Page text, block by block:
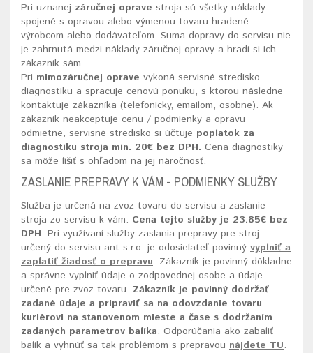
Pri uznanej záručnej oprave stroja sú všetky náklady
spojené s opravou alebo výmenou tovaru hradené
výrobcom alebo dodávateľom. Suma dopravy do servisu nie
je zahrnutá medzi náklady záručnej opravy a hradí si ich
zákazník sám.
Pri mimozáručnej oprave vykoná servisné stredisko
diagnostiku a spracuje cenovú ponuku, s ktorou následne
kontaktuje zákazníka (telefonicky, emailom, osobne). Ak
zákazník neakceptuje cenu / podmienky a opravu
odmietne, servisné stredisko si účtuje poplatok za
diagnostiku stroja min. 20€ bez DPH. Cena diagnostiky
sa môže líšiť s ohľadom na jej náročnosť.
ZASLANIE PREPRAVY K VÁM - PODMIENKY SLUŽBY
Služba je určená na zvoz tovaru do servisu a zaslanie
stroja zo servisu k vám. Cena tejto služby je 23.85€ bez
DPH. Pri využívaní služby zaslania prepravy pre stroj
určený do servisu ant s.r.o. je odosielateľ povinný vyplniť a
zaplatiť žiadosť o prepravu. Zákazník je povinný dôkladne
a správne vyplniť údaje o zodpovednej osobe a údaje
určené pre zvoz tovaru. Zákazník je povinný dodržať
zadané údaje a pripraviť sa na odovzdanie tovaru
kuriérovi na stanovenom mieste a čase s dodržaním
zadaných parametrov balíka. Odporúčania ako zabaliť
balík a vyhnúť sa tak problémom s prepravou nájdete TU.